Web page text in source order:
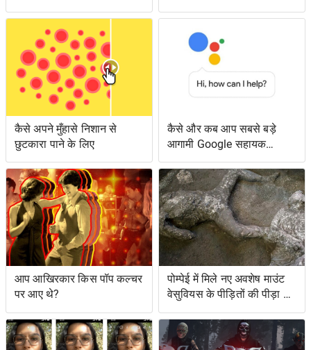
एपिसोड लंगर डाला
उनके पास क्या है?
कैसे अपने मुँहासे निशान से
छुटकारा पाने के लिए
कैसे और कब आप सबसे बड़े
आगामी Google सहायक
सुविधाओं तक पहुँच सकते हैं
आप आखिरकार किस पॉप कल्चर
पर आए थे?
पोम्पेई में मिले नए अवशेष माउंट
वेसुवियस के पीड़ितों की पीड़ा को
दर्शाते हैं